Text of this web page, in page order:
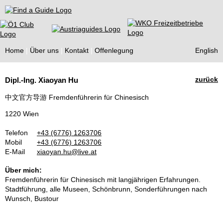
Find a Guide
Home Über uns Kontakt Offenlegung English
Guides
zurück
Dipl.-Ing. Xiaoyan Hu
中文官方导游 Fremdenführerin für Chinesisch
1220 Wien
Telefon
+43 (6776) 1263706
Mobil
+43 (6776) 1263706
E-Mail
xiaoyan.hu@live.at
Über mich:
Fremdenführerin für Chinesisch mit langjährigen Erfahrungen.
Stadtführung, alle Museen, Schönbrunn, Sonderführungen nach
Wunsch, Bustour